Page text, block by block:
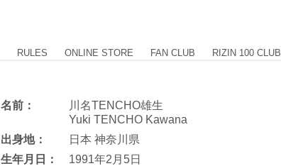
RULES ONLINE STORE FAN CLUB RIZIN 100 CLUB
名前：
川名TENCHO雄生
Yuki TENCHO Kawana
出身地：
日本 神奈川県
生年月日：
1991年2月5日